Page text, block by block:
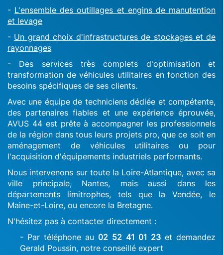
- L'ensemble des outillages et engins de manutention
et levage
- Un grand choix d'infrastructures de stockages et de
rayonnages
- Des services très complets d'optimisation et
transformation de véhicules utilitaires en fonction des
besoins spécifiques de ses clients.
Avec une équipe de techniciens dédiée et compétente,
des partenaires fiables et une expérience éprouvée,
AVUS 44 est prête à accompagner les professionnels
de la région dans tous leurs projets pro, que ce soit en
aménagement de véhicules utilitaires ou pour
l'acquisition d'équipements industriels performants.
Nous intervenons sur toute la Loire-Atlantique, avec sa
ville principale, Nantes, mais aussi dans les
départements limitrophes, tels que la Vendée, le
Maine-et-Loire, ou encore la Bretagne.
N'hésitez pas à contacter directement :
- Par téléphone au 02 52 41 01 23 et demandez
Gerald Poussin, notre conseillé expert